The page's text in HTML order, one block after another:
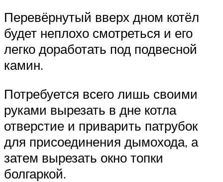
Перевёрнутый вверх дном котёл
будет неплохо смотреться и его
легко доработать под подвесной
камин.
Потребуется всего лишь своими
руками вырезать в дне котла
отверстие и приварить патрубок
для присоединения дымохода, а
затем вырезать окно топки
болгаркой.